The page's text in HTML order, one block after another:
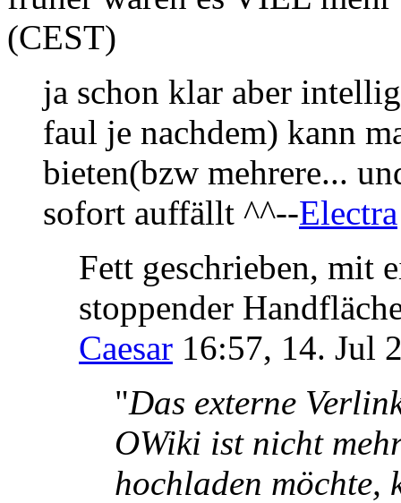
(CEST)
ja schon klar aber
faul je nachdem) kann
bieten(bzw mehrere...
sofort auffällt ^^--Electra
Fett geschrieben, mit
stoppender
Caesar 16:57, 14. Jul
"Das externe
OWiki ist nicht
hochladen möchte,